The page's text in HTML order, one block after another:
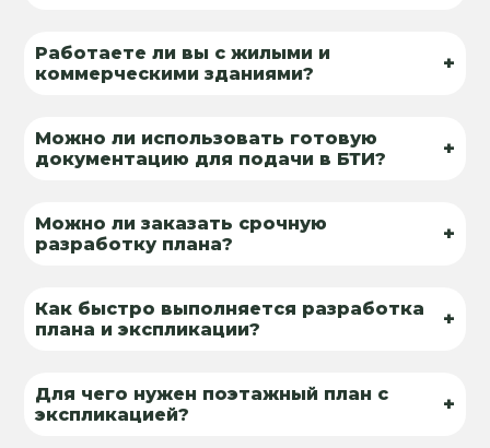
Работаете ли вы с жилыми и
коммерческими зданиями?
+
Можно ли использовать готовую
документацию для подачи в БТИ?
+
Можно ли заказать срочную
разработку плана?
+
Как быстро выполняется разработка
плана и экспликации?
+
Для чего нужен поэтажный план с
экспликацией?
+